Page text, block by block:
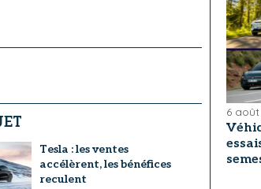
Tesla : les ventes
accélèrent, les bénéfices
reculent
6